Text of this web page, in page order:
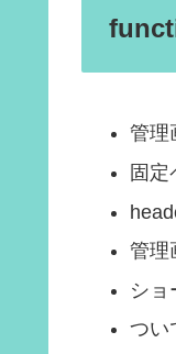
管理
固定
管理
ショ
つい